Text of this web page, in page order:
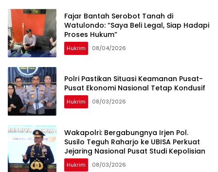
‎Fajar Bantah Serobot Tanah di
Watulondo: “Saya Beli Legal, Siap Hadapi
Proses Hukum”
Hukrim 08/04/2026
Polri Pastikan Situasi Keamanan Pusat-
Pusat Ekonomi Nasional Tetap Kondusif
Hukrim 08/03/2026
Wakapolri: Bergabungnya Irjen Pol.
Susilo Teguh Raharjo ke UBISA Perkuat
Jejaring Nasional Pusat Studi Kepolisian
Hukrim 08/03/2026